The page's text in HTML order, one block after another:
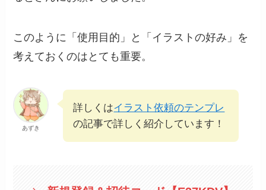
このように「使用目的」と「イラストの好み」を
考えておくのはとても重要。
あずき
詳しくはイラスト依頼のテンプレ
の記事で詳しく紹介しています！